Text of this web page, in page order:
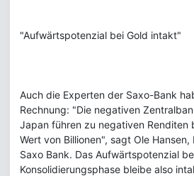
"Aufwärtspotenzial bei Gold intakt"
Auch die Experten der Saxo-Bank
Rechnung: "Die negativen
Japan führen zu negativen Renditen
Wert von Billionen", sagt Ole
Saxo Bank. Das Aufwärtspotenzial
Konsolidierungsphase bleibe also